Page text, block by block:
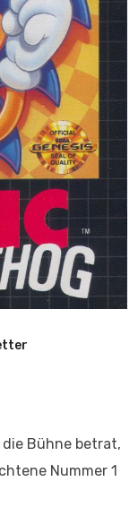
die Bühne betrat,
Nummer 1